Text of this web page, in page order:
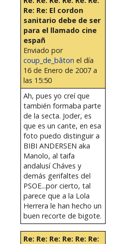
Re: Re: El cordon
sanitario debe de ser
para el llamado cine
españ
Enviado por
coup_de_bâton el día
16 de Enero de 2007 a
las 15:50
Ah, pues yo creí que
también formaba parte
de la secta. Joder, es
que es un cante, en esa
foto puedo distinguir a
BIBI ANDERSEN aka
Manolo, al taifa
andalusí Cháves y
demás gerifaltes del
PSOE...por cierto, tal
parece que a la Lola
Herrera le han hecho un
buen recorte de bigote.
Re: Re: Re: Re: Re: Re: